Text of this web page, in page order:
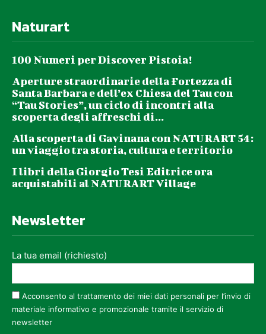
Naturart
100 Numeri per Discover Pistoia!
Aperture straordinarie della Fortezza di
Santa Barbara e dell’ex Chiesa del Tau con
“Tau Stories”, un ciclo di incontri alla
scoperta degli affreschi di...
Alla scoperta di Gavinana con NATURART 54:
un viaggio tra storia, cultura e territorio
I libri della Giorgio Tesi Editrice ora
acquistabili al NATURART Village
Newsletter
La tua email (richiesto)
Acconsento al trattamento dei miei dati personali per l’invio di
materiale informativo e promozionale tramite il servizio di
newsletter